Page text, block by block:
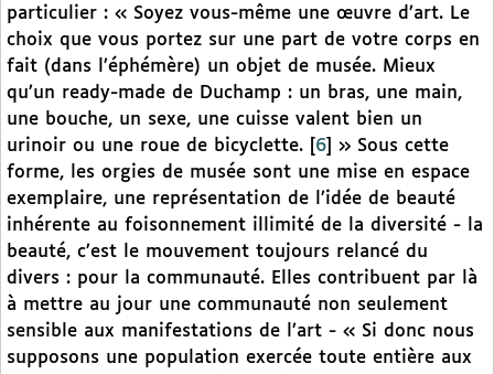
particulier : « Soyez vous-même une œuvre d’art. Le
choix que vous portez sur une part de votre corps en
fait (dans l’éphémère) un objet de musée. Mieux
qu’un ready-made de Duchamp : un bras, une main,
une bouche, un sexe, une cuisse valent bien un
urinoir ou une roue de bicyclette.
6
» Sous cette
forme, les orgies de musée sont une mise en espace
exemplaire, une représentation de l’idée de beauté
inhérente au foisonnement illimité de la diversité - la
beauté, c’est le mouvement toujours relancé du
divers : pour la communauté. Elles contribuent par là
à mettre au jour une communauté non seulement
sensible aux manifestations de l’art - « Si donc nous
supposons une population exercée toute entière aux